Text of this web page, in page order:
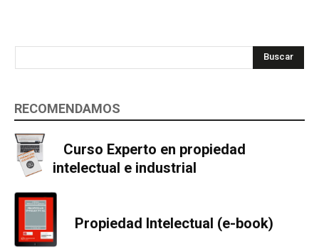
Buscar
RECOMENDAMOS
Curso Experto en propiedad
intelectual e industrial
Propiedad Intelectual (e-book)